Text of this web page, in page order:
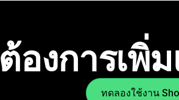
ต้องการเพิ่
ทดลองใช้งาน